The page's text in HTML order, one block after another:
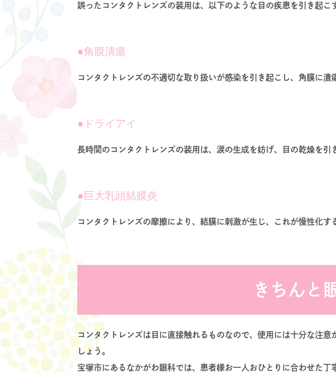
誤ったコンタクトレンズの装用は、以下のような目の疾患を引き起こ
角膜潰瘍
コンタクトレンズの不適切な取り扱いが感染を引き起こし、角膜に潰
ドライアイ
長時間のコンタクトレンズの装用は、涙の生成を妨げ、目の乾燥を引
巨大乳頭結膜炎
コンタクトレンズの摩擦により、結膜に刺激が生じ、これが慢性化す
きちんと
コンタクトレンズは目に直接触れるものなので、使用には十分な注
しょう。
宝塚市にあるなかがわ眼科では、患者様お一人おひとりに合わせた